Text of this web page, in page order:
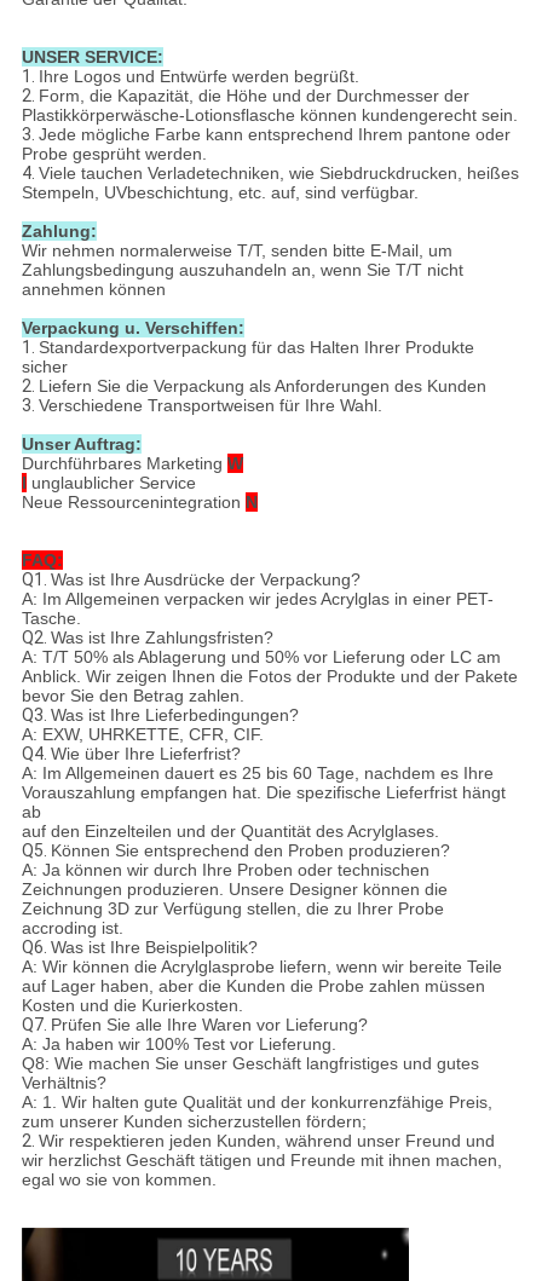
UNSER SERVICE:
1. Ihre Logos und Entwürfe werden begrüßt.
2. Form, die Kapazität, die Höhe und der Durchmesser der
Plastikkörperwäsche-Lotionsflasche können kundengerecht sein.
3. Jede mögliche Farbe kann entsprechend Ihrem pantone oder
Probe gesprüht werden.
4. Viele tauchen Verladetechniken, wie Siebdruckdrucken, heißes
Stempeln, UVbeschichtung, etc. auf, sind verfügbar.
Zahlung:
Wir nehmen normalerweise T/T, senden bitte E-Mail, um
Zahlungsbedingung auszuhandeln an, wenn Sie T/T nicht
annehmen können
Verpackung u. Verschiffen:
1. Standardexportverpackung für das Halten Ihrer Produkte
sicher
2. Liefern Sie die Verpackung als Anforderungen des Kunden
3. Verschiedene Transportweisen für Ihre Wahl.
Unser Auftrag:
Durchführbares Marketing W
I unglaublicher Service
Neue Ressourcenintegration N
FAQ:
Q1. Was ist Ihre Ausdrücke der Verpackung?
A: Im Allgemeinen verpacken wir jedes Acrylglas in einer PET-
Tasche.
Q2. Was ist Ihre Zahlungsfristen?
A: T/T 50% als Ablagerung und 50% vor Lieferung oder LC am
Anblick. Wir zeigen Ihnen die Fotos der Produkte und der Pakete
bevor Sie den Betrag zahlen.
Q3. Was ist Ihre Lieferbedingungen?
A: EXW, UHRKETTE, CFR, CIF.
Q4. Wie über Ihre Lieferfrist?
A: Im Allgemeinen dauert es 25 bis 60 Tage, nachdem es Ihre
Vorauszahlung empfangen hat. Die spezifische Lieferfrist hängt
ab
auf den Einzelteilen und der Quantität des Acrylglases.
Q5. Können Sie entsprechend den Proben produzieren?
A: Ja können wir durch Ihre Proben oder technischen
Zeichnungen produzieren. Unsere Designer können die
Zeichnung 3D zur Verfügung stellen, die zu Ihrer Probe
accroding ist.
Q6. Was ist Ihre Beispielpolitik?
A: Wir können die Acrylglasprobe liefern, wenn wir bereite Teile
auf Lager haben, aber die Kunden die Probe zahlen müssen
Kosten und die Kurierkosten.
Q7. Prüfen Sie alle Ihre Waren vor Lieferung?
A: Ja haben wir 100% Test vor Lieferung.
Q8: Wie machen Sie unser Geschäft langfristiges und gutes
Verhältnis?
A: 1. Wir halten gute Qualität und der konkurrenzfähige Preis,
zum unserer Kunden sicherzustellen fördern;
2. Wir respektieren jeden Kunden, während unser Freund und
wir herzlichst Geschäft tätigen und Freunde mit ihnen machen,
egal wo sie von kommen.